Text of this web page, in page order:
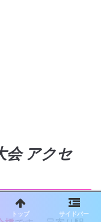
会 アクセ
トップ サイドバー